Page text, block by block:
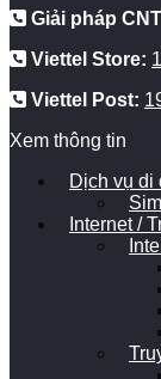
Giải pháp
Viettel Store:
Viettel Post:
Xem thông tin
Dịch vụ di
Internet /